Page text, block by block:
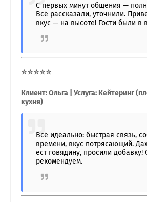
С первых минут общения —
Всё рассказали, уточнили.
вкус — на высоте! Гости были в
⭐⭐⭐⭐⭐
Клиент: Ольга | Услуга: Кейтеринг
кухня)
Всё идеально: быстрая связь,
времени, вкус потрясающий.
ест говядину, просили добавку!
рекомендуем.